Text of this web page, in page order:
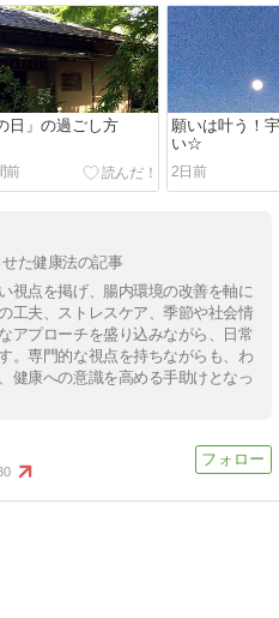
日」の過ごし方
前
願いは叶う！
い☆
2日前
た健康法の記事
視点を掲げ、腸内環境の改善を軸に
工夫、ストレスケア、季節や社会情
アプローチを盛り込みながら、日常
。専門的な視点を持ちながらも、わ
健康への意識を高める手助けとなっ